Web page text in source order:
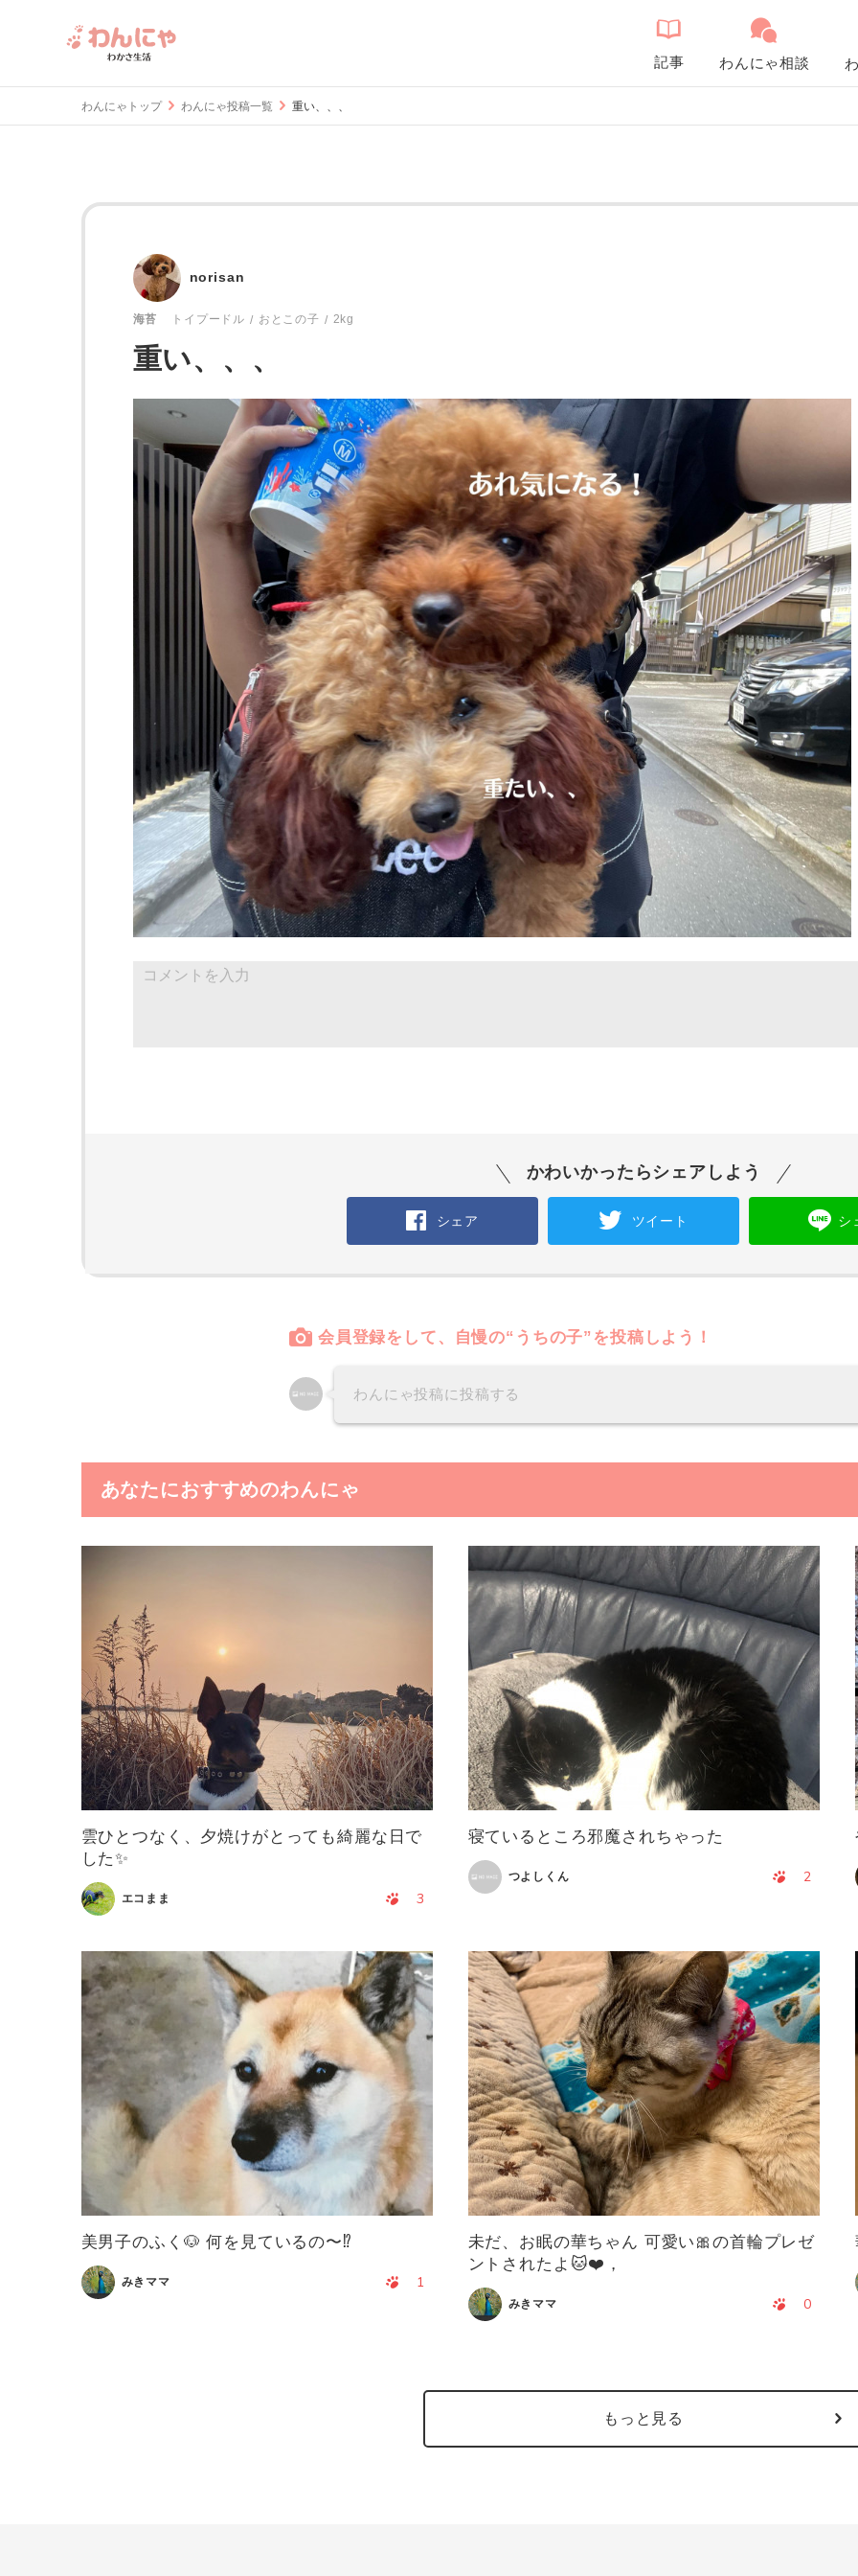
記事 わんにゃ相談
わんにゃトップ わんにゃ投稿一覧 重い、、、
norisan
海苔 トイプードル おとこの子 2kg
重い、、、
かわいかったらシェアしよう
シェア ツイート シ
会員登録をして、自慢の“うちの子”を投稿しよう！
わんにゃ投稿に投稿する
あなたにおすすめのわんにゃ
雲ひとつなく、夕焼けがとっても綺麗な日で
した✨
エコまま 3
寝ているところ邪魔されちゃった
つよしくん 2
美男子のふく🐶 何を見ているの〜⁉️
みきママ 1
未だ、お眠の華ちゃん 可愛い🎀の首輪プレゼ
ントされたよ🐱❤️，
みきママ 0
もっと見る